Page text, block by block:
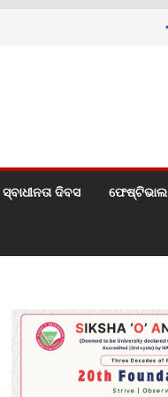
ସ୍ବାଧୀନତା ଦିବସ ଫେଷ୍ଟିଭାଲ